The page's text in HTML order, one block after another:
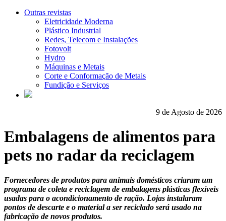
Outras revistas
Eletricidade Moderna
Plástico Industrial
Redes, Telecom e Instalações
Fotovolt
Hydro
Máquinas e Metais
Corte e Conformação de Metais
Fundição e Serviços
9 de Agosto de 2026
Embalagens de alimentos para
pets no radar da reciclagem
Fornecedores de produtos para animais domésticos criaram um
programa de coleta e reciclagem de embalagens plásticas flexíveis
usadas para o acondicionamento de ração. Lojas instalaram
pontos de descarte e o material a ser reciclado será usado na
fabricação de novos produtos.